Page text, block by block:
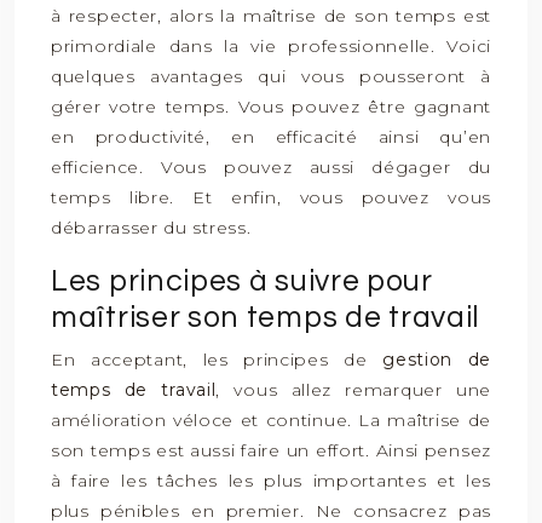
à respecter, alors la maîtrise de son temps est
primordiale dans la vie professionnelle. Voici
quelques avantages qui vous pousseront à
gérer votre temps. Vous pouvez être gagnant
en productivité, en efficacité ainsi qu’en
efficience. Vous pouvez aussi dégager du
temps libre. Et enfin, vous pouvez vous
débarrasser du stress.
Les principes à suivre pour
maîtriser son temps de travail
En acceptant, les principes de gestion de
temps de travail, vous allez remarquer une
amélioration véloce et continue. La maîtrise de
son temps est aussi faire un effort. Ainsi pensez
à faire les tâches les plus importantes et les
plus pénibles en premier. Ne consacrez pas